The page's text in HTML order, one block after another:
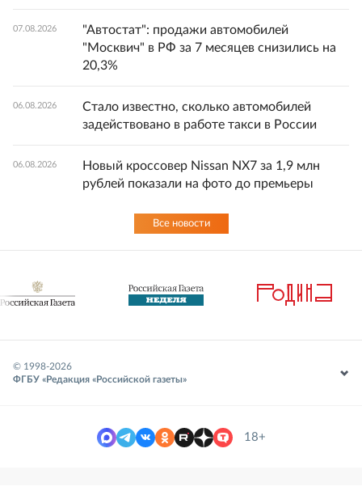
07.08.2026
"Автостат": продажи автомобилей
"Москвич" в РФ за 7 месяцев снизились на
20,3%
06.08.2026
Стало известно, сколько автомобилей
задействовано в работе такси в России
06.08.2026
Новый кроссовер Nissan NX7 за 1,9 млн
рублей показали на фото до премьеры
Все новости
© 1998-2026
ФГБУ «Редакция «Российской газеты»
18+